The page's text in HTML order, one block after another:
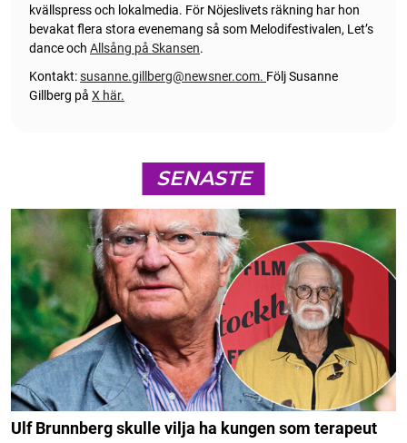
kvällspress och lokalmedia. För Nöjeslivets räkning har hon
bevakat flera stora evenemang så som Melodifestivalen, Let’s
dance och Allsång på Skansen.
Kontakt:susanne.gillberg@newsner.com. Följ Susanne
Gillberg på X här.
SENASTE
Ulf Brunnberg skulle vilja ha kungen som terapeut